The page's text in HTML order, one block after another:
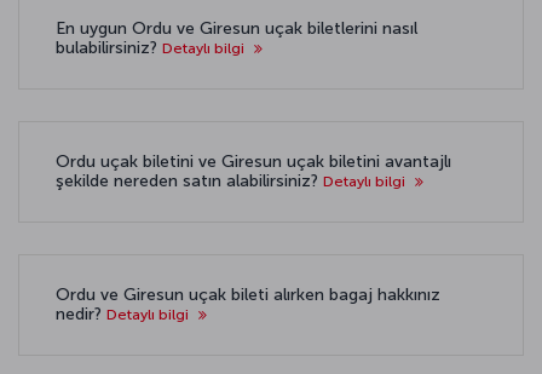
En uygun Ordu ve Giresun uçak biletlerini nasıl
bulabilirsiniz? Detaylı bilgi
Ordu uçak biletini ve Giresun uçak biletini avantajlı
şekilde nereden satın alabilirsiniz? Detaylı bilgi
Ordu ve Giresun uçak bileti alırken bagaj hakkınız
nedir? Detaylı bilgi